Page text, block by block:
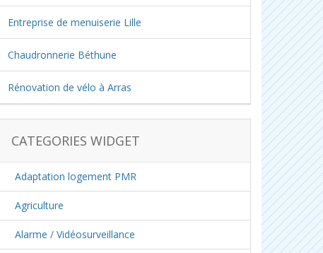
Entreprise de menuiserie Lille
Chaudronnerie Béthune
Rénovation de vélo à Arras
CATEGORIES WIDGET
Adaptation logement PMR
Agriculture
Alarme / Vidéosurveillance